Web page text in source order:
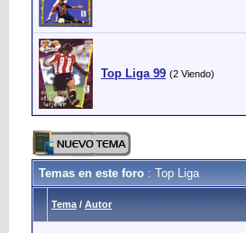
Top Liga 99 (2 Viendo)
Temas en este foro : Top Liga
Tema / Autor